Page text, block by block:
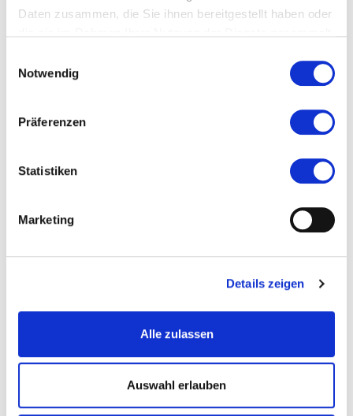
Daten zusammen, die Sie ihnen bereitgestellt haben oder
Notwendig
Präferenzen
Statistiken
Marketing
Details zeigen
Alle zulassen
Auswahl erlauben
20 Objekte der Industriegeschichte an der Mainspitze
Ort und Anfahrt
Spelzengasse 45